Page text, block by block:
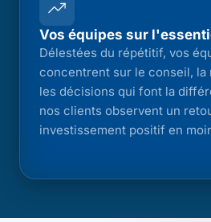
Vos équipes sur
Délestées du répétitif, vos
concentrent sur le conseil,
les décisions qui font la
nos clients observent un
investissement positif en